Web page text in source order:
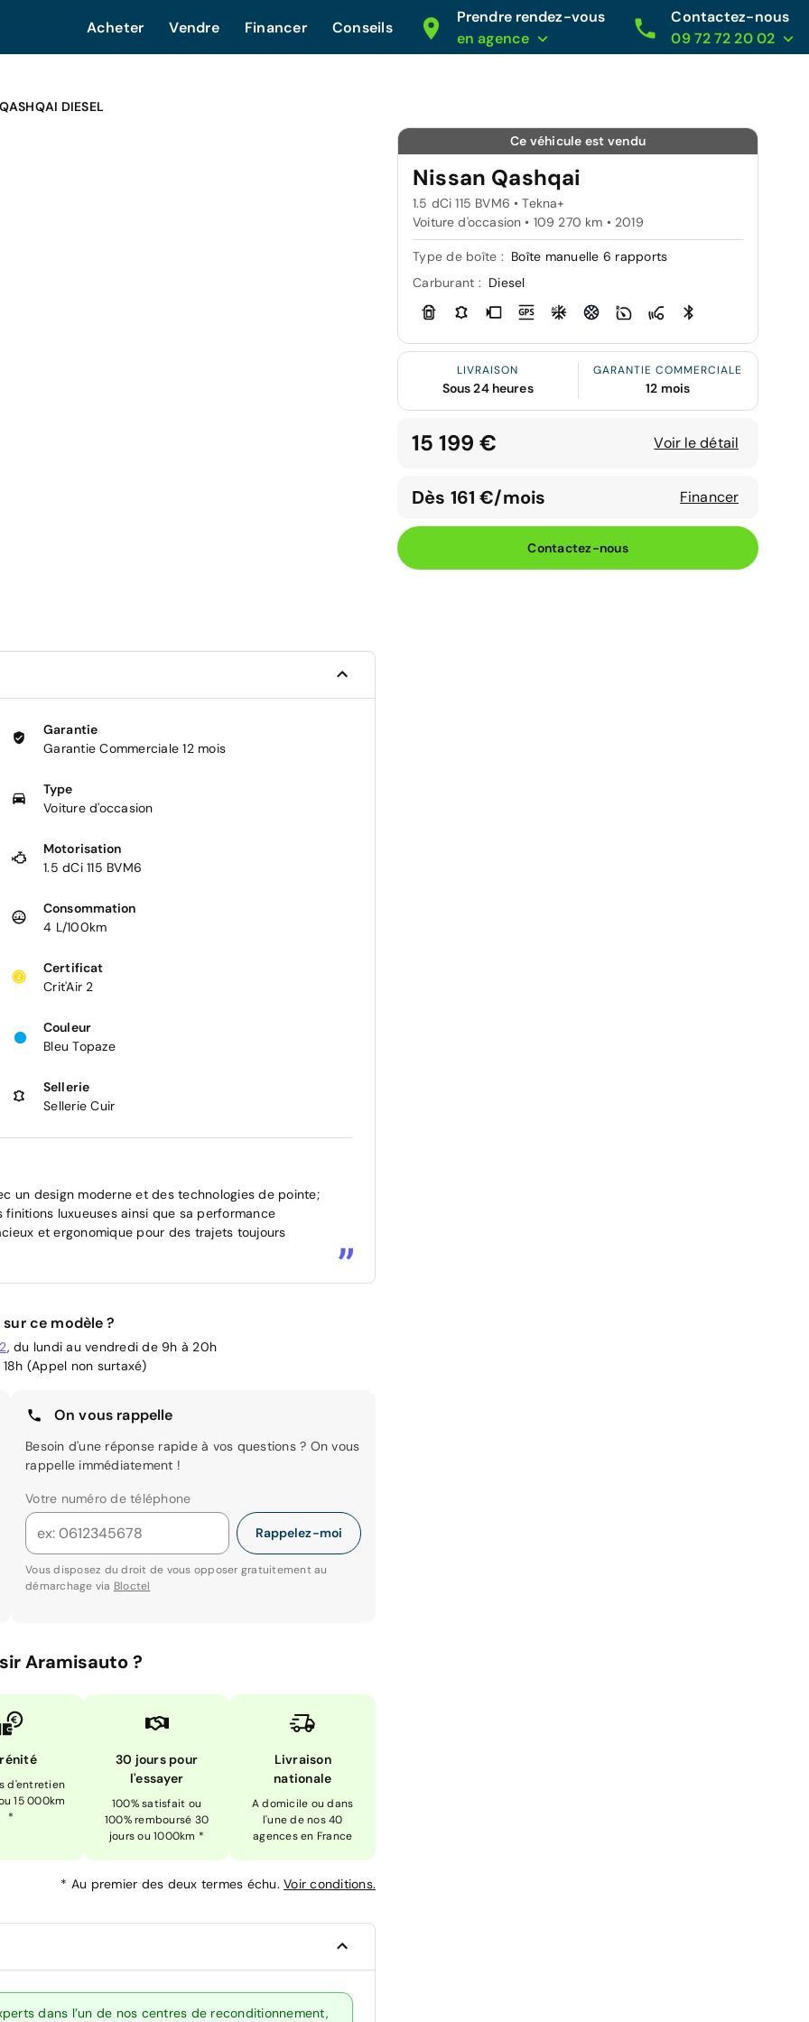
Acheter Vendre Financer Conseils
Prendre rendez-vous
en agence
Contactez-nous
09 72 72 20 02
DIESEL
Ce véhicule est vendu
Nissan Qashqai
1.5 dCi 115 BVM6 • Tekna+
Voiture d'occasion • 109 270 km • 2019
Type de boîte : Boîte manuelle 6 rapports
Carburant : Diesel
LIVRAISON
Sous 24 heures
GARANTIE COMMERCIALE
12 mois
15 199 € Voir le détail
Dès 161 €/mois Financer
Contactez-nous
Garantie
Garantie Commerciale 12 mois
Type
Voiture d'occasion
Motorisation
1.5 dCi 115 BVM6
Consommation
4 L/100km
Certificat
Crit'Air 2
Couleur
Bleu Topaze
Sellerie
Sellerie Cuir
un design moderne et des technologies de pointe;
luxueuses ainsi que sa performance
et ergonomique pour des trajets toujours
ce modèle ?
, du lundi au vendredi de 9h à 20h
(Appel non surtaxé)
On vous rappelle
Besoin d'une réponse rapide à vos questions ? On vous
rappelle immédiatement !
Votre numéro de téléphone
Rappelez-moi
Vous disposez du droit de vous opposer gratuitement au
démarchage via Bloctel
Aramisauto ?
d'entretien
15 000km
*
30 jours pour
l'essayer
100% satisfait ou
100% remboursé 30
jours ou 1000km *
Livraison
nationale
A domicile ou dans
l'une de nos 40
agences en France
* Au premier des deux termes échu. Voir conditions.
dans l’un de nos centres de reconditionnement,